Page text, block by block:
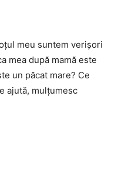
meu suntem verişori
mea după mamă este
un păcat mare? Ce
ajută, mulţumesc